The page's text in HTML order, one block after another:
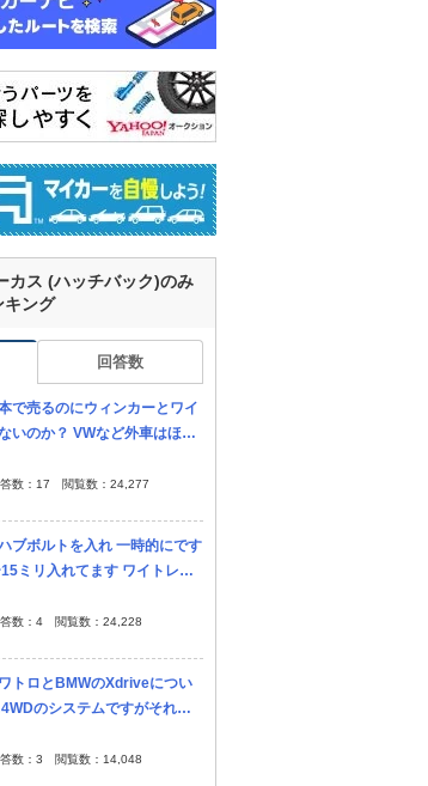
カス (ハッチバック)のみ
キング
回答数
で売るのにウィンカーとワイ
いのか？ VWなど外車はほぼ
ーとワイパーが逆です。 初め
ときウィンカーとワイパーを
数： 17 閲覧数： 24,277
ブボルトを入れ 一時的にです
ミリ入れてます ワイトレじ
ペーサーを重ねてです ハブ
ら ワイトレしか無理でしょう
数： 4 閲覧数： 24,228
トロとBMWのXdriveについ
のシステムですがそれぞ
ているポイント等を教えてく
数： 3 閲覧数： 14,048